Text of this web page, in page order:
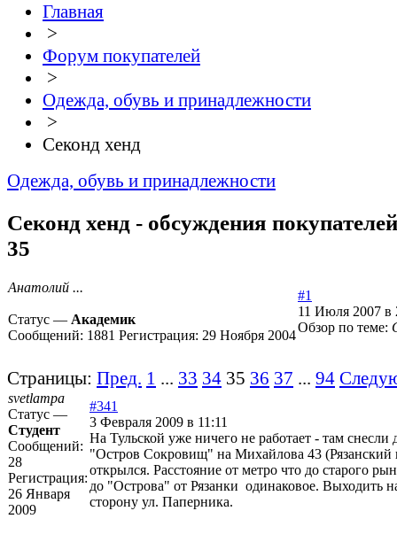
Главная
>
Форум покупателей
>
Одежда, обувь и принадлежности
>
Секонд хенд
Одежда, обувь и принадлежности
Секонд хенд - обсуждения
35
Анатолий ...
Статус — Академик
Сообщений: 1881 Регистрация: 29 Ноября 2004
#1
11 Июля 2007 в
Обзор по теме:
Страницы: Пред. 1 ... 33 34 35 36 37 ... 94
svetlampa
Статус —
Студент
Сообщений:
28
Регистрация:
26 Января
2009
#341
3 Февраля 2009 в 11:11
На Тульской уже ничего не работает - там снесли
"Остров Сокровищ" на Михайлова 43 (Рязанский
открылся. Расстояние от метро что до старого
до "Острова" от Рязанки одинаковое. Выходить
сторону ул. Паперника.